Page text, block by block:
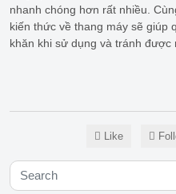
nhanh chóng hơn rất nhiều.
kiến thức về thang máy sẽ giúp
khăn khi sử dụng và tránh được
Like